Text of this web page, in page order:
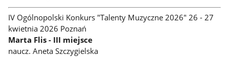
IV Ogólnopolski Konkurs "Talenty Muzyczne 2026" 26 - 27
kwietnia 2026 Poznań
Marta Flis - III miejsce
naucz. Aneta Szczygielska